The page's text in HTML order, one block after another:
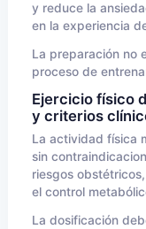
y reduce la
en la experiencia
La preparación no
proceso de
Ejercicio físico
y criterios
La actividad física
sin
riesgos
el control
La dosificación